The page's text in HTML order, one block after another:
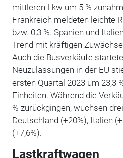
mittleren Lkw um 5 %
Frankreich meldeten leichte
bzw. 0,3 %. Spanien und
Trend mit kräftigen
Auch die Busverkäufe
Neuzulassungen in der EU
ersten Quartal 2023 um 23,3
Einheiten. Während die
% zurückgingen, wuchsen
Deutschland (+20%), Italien
(+7,6%).
Lastkraftwagen